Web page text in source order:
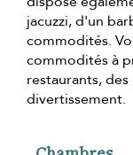
jacuzzi, d'un
commodités.
commodités à
restaurants,
divertissement.